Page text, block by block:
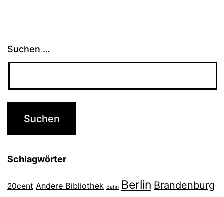
Suchen …
Schlagwörter
20cent Andere Bibliothek Bahn Berlin Brandenburg